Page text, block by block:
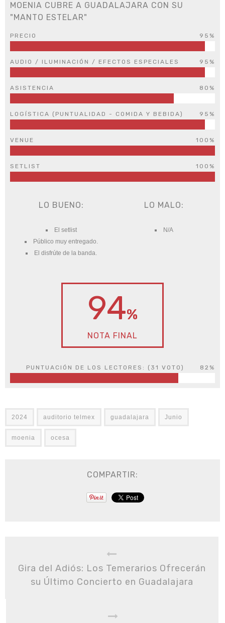
MOENIA CUBRE A GUADALAJARA CON SU
"MANTO ESTELAR"
PRECIO 95%
AUDIO / ILUMINACIÓN / EFECTOS ESPECIALES 95%
ASISTENCIA 80%
LOGÍSTICA (PUNTUALIDAD - COMIDA Y BEBIDA) 95%
VENUE 100%
SETLIST 100%
LO BUENO:
El setlist
Público muy entregado.
El disfrúte de la banda.
LO MALO:
N/A
94%
NOTA FINAL
PUNTUACIÓN DE LOS LECTORES: ( 31 VOTO) 82%
2024 auditorio telmex guadalajara Junio
moenia ocesa
COMPARTIR:
Gira del Adiós: Los Temerarios Ofrecerán
su Último Concierto en Guadalajara